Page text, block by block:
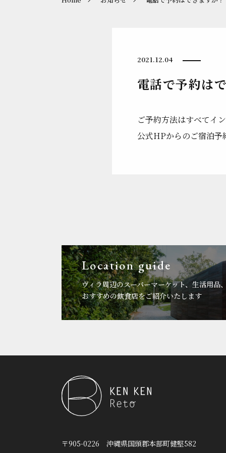
2021.12.04
電話で予約は
ご予約方法はすべてイ
公式HPからのご宿泊
Location guide
ヴィラ周辺のスーパーマーケット、生活用品
おすすめの飲食店をご紹介いたします
〒905-0226 沖縄県国頭郡本部町健堅582